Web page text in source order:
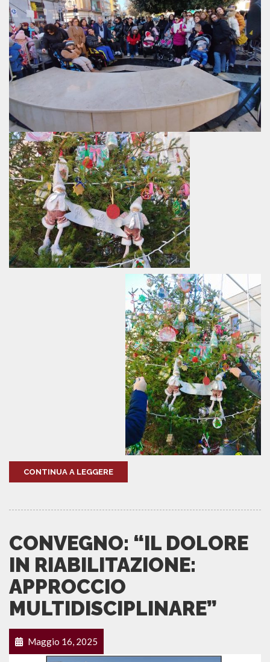
CONTINUA A LEGGERE
CONVEGNO: “IL DOLORE
IN RIABILITAZIONE:
APPROCCIO
MULTIDISCIPLINARE”
Maggio 16, 2025